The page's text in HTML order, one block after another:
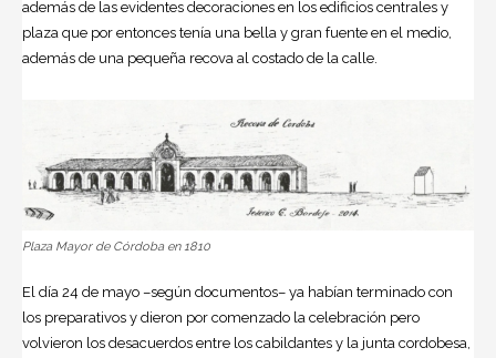
además de las evidentes decoraciones en los edificios centrales y
plaza que por entonces tenía una bella y gran fuente en el medio,
además de una pequeña recova al costado de la calle.
Plaza Mayor de Córdoba en 1810
El día 24 de mayo –según documentos– ya habían terminado con
los preparativos y dieron por comenzado la celebración pero
volvieron los desacuerdos entre los cabildantes y la junta cordobesa,